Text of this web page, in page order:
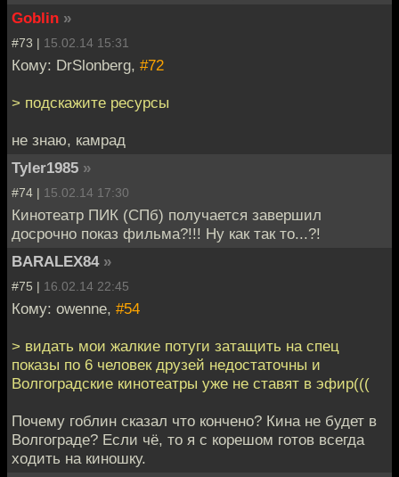
Goblin »
#73 | 15.02.14 15:31
Кому: DrSlonberg, #72
> подскажите ресурсы
не знаю, камрад
Tyler1985 »
#74 | 15.02.14 17:30
Кинотеатр ПИК (СПб) получается завершил
досрочно показ фильма?!!! Ну как так то...?!
BARALEX84 »
#75 | 16.02.14 22:45
Кому: owenne, #54
> видать мои жалкие потуги затащить на спец
показы по 6 человек друзей недостаточны и
Волгоградские кинотеатры уже не ставят в эфир(((
Почему гоблин сказал что кончено? Кина не будет в
Волгограде? Если чё, то я с корешом готов всегда
ходить на киношку.